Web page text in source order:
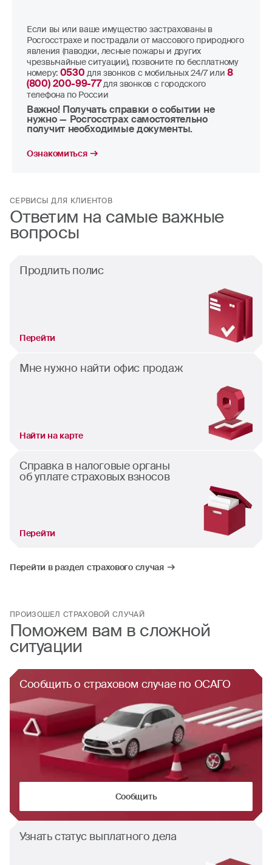
Если вы или ваше имущество застрахованы в
Росгосстрахе и пострадали от массового природного
явления (паводки, лесные пожары и других
чрезвычайные ситуации), позвоните по бесплатному
номеру: 0530 для звонков с мобильных 24/7 или 8
(800) 200-99-77 для звонков с городского
телефона по России
Важно! Получать справки о событии не
нужно — Росгосстрах самостоятельно
получит необходимые документы.
Ознакомиться
Ответим на самые важные
вопросы
Продлить полис
Перейти
Мне нужно найти офис продаж
Найти на карте
Справка в налоговые органы
об уплате страховых взносов
Перейти
Перейти в раздел страхового случая
СЕРВИСЫ ДЛЯ КЛИЕНТОВ
Поможем вам в сложной
ситуации
Сообщитьо страховом случаепо ОСАГО
Сообщить
Узнать статус выплатного дела
ПРОИЗОШЕЛ СТРАХОВОЙ СЛУЧАЙ